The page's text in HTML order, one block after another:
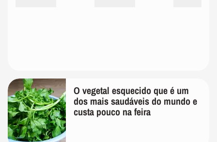
O vegetal esquecido que é um
dos mais saudáveis do mundo e
custa pouco na feira